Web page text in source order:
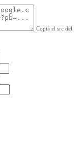
Copiá el src del